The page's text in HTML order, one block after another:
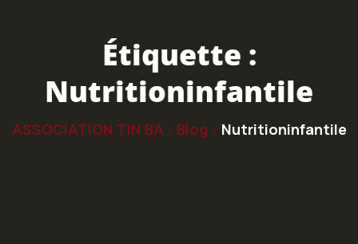
Étiquette :
Nutritioninfantile
ASSOCIATION TIN BA > Blog > Nutritioninfantile